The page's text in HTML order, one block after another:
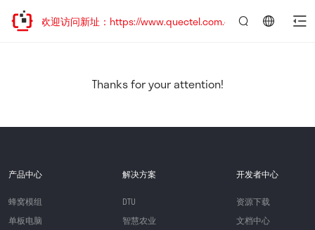
迁移，欢迎访问新址：https://www.quectel.com.cn
Thanks for your attention!
产品中心
蜂窝模组
单板电脑
解决方案
DTU
智慧农业
开发者中心
资源下载
文档中心